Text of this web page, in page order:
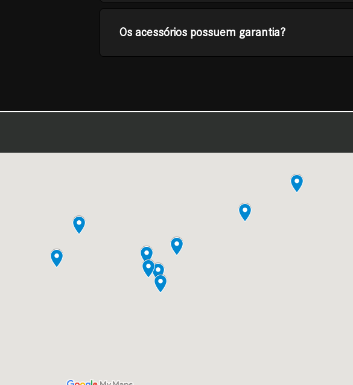
Os acessórios possuem garantia?